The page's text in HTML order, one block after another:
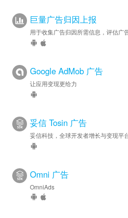
巨量广告归因上报
用于收集广告归因所需信息，评估广
Google AdMob 广告
让应用变现更给力
妥信 Tosin 广告
妥信科技，全球开发者增长与变现平
Omni 广告
OmniAds